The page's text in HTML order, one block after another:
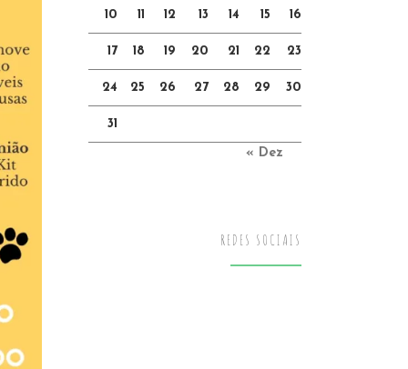
10 11 12 13 14 15 16
17 18 19 20 21 22 23
24 25 26 27 28 29 30
31
« Dez
REDES SOCIAIS